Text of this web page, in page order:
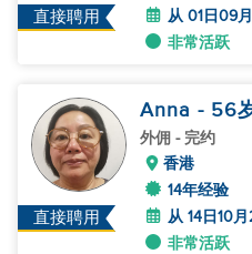
直接聘用
从 01日09
非常活跃
直接聘用
Anna - 56
外佣 - 完约
香港
14年经验
从 14日10
非常活跃